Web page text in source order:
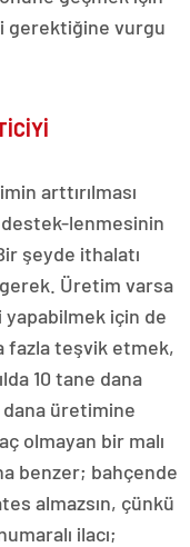
gerektiğine vurgu
arttırılması
lenmesinin
şeyde ithalatı
Üretim varsa
için de
fazla teşvik etmek,
10 tane dana
üretimine
olmayan bir malı
benzer; bahçende
almazsın, çünkü
ilacı;